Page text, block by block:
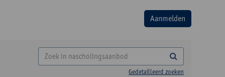
Gedetailleerd zoeken